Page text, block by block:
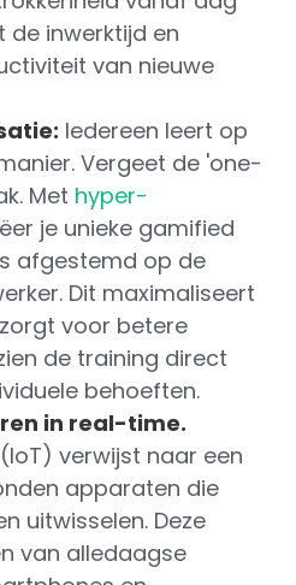
de inwerktijd en
van nieuwe
Iedereen leert op
Vergeet de 'one-
Met hyper-
je unieke gamified
afgestemd op de
Dit maximaliseert
voor betere
de training direct
behoeften.
in real-time.
verwijst naar een
apparaten die
uitwisselen. Deze
van alledaagse